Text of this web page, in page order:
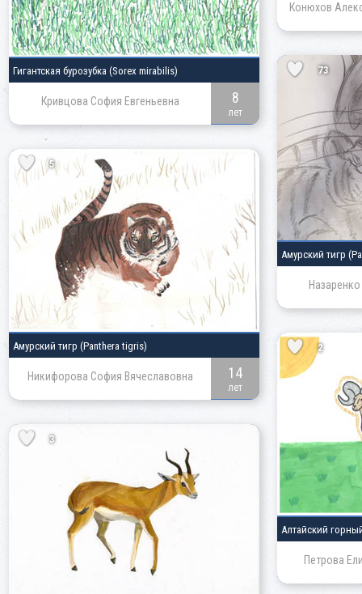
Конюхов
Гигантская бурозубка (Sorex mirabilis)
Кривцова София Евгеньевна 8
лет
73
Амурский тигр
5
Амурский тигр (Panthera tigris)
Никифорова София Вячеславовна 14
лет
2
Алтайский
Петрова
3